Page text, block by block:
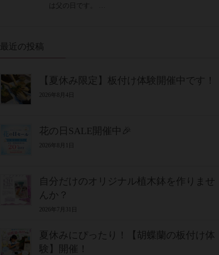
は父の日です。 …
最近の投稿
【夏休み限定】板付け体験開催中です！
2026年8月4日
花の日SALE開催中🎉
2026年8月1日
自分だけのオリジナル植木鉢を作りませ
んか？
2026年7月31日
夏休みにぴったり！【胡蝶蘭の板付け体
験】開催！